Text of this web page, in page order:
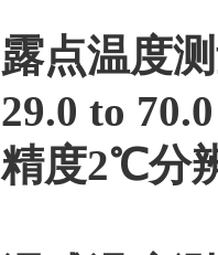
露点温度
29.0 to
精度2℃分